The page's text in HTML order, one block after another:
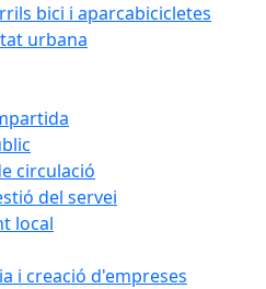
bici i aparcabicicletes
urbana
circulació
del servei
local
i creació d'empreses